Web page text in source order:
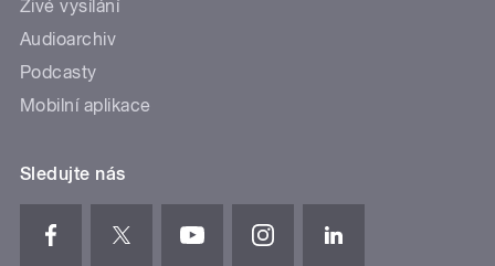
Živé vysílání
Audioarchiv
Podcasty
Mobilní aplikace
Sledujte nás